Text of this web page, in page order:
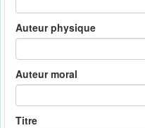
Auteur physique
Auteur moral
Titre